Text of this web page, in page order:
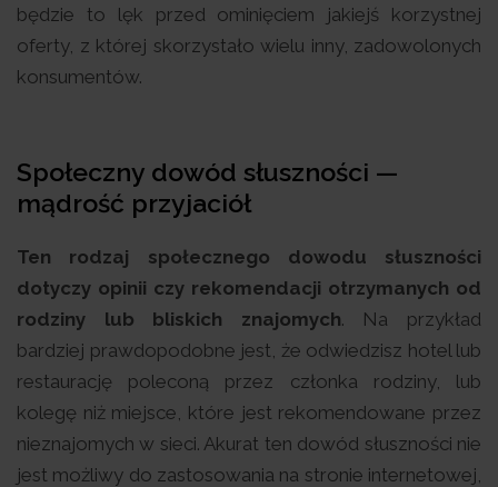
będzie to lęk przed ominięciem jakiejś korzystnej
oferty, z której skorzystało wielu inny, zadowolonych
konsumentów.
Społeczny dowód słuszności —
mądrość przyjaciół
Ten rodzaj społecznego dowodu słuszności
dotyczy opinii czy rekomendacji otrzymanych od
rodziny lub bliskich znajomych. Na przykład
bardziej prawdopodobne jest, że odwiedzisz hotel lub
restaurację poleconą przez członka rodziny, lub
kolegę niż miejsce, które jest rekomendowane przez
nieznajomych w sieci. Akurat ten dowód słuszności nie
jest możliwy do zastosowania na stronie internetowej,